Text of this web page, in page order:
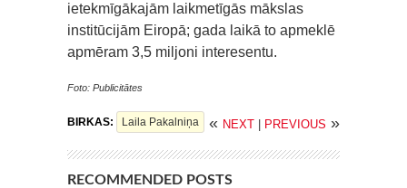
ietekmīgākajām laikmetīgās mākslas
institūcijām Eiropā; gada laikā to apmeklē
apmēram 3,5 miljoni interesentu.
Foto: Publicitātes
BIRKAS: Laila Pakalniņa « NEXT PREVIOUS »
RECOMMENDED POSTS